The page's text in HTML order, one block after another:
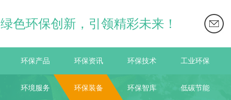
绿色环保创新，引领精彩未来！
环保产品 环保资讯 环保技术 工业环保
环境服务 环保装备 环保智库 低碳节能